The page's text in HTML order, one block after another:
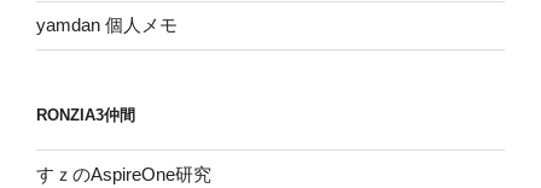
yamdan 個人メモ
RONZIA3仲間
すｚのAspireOne研究